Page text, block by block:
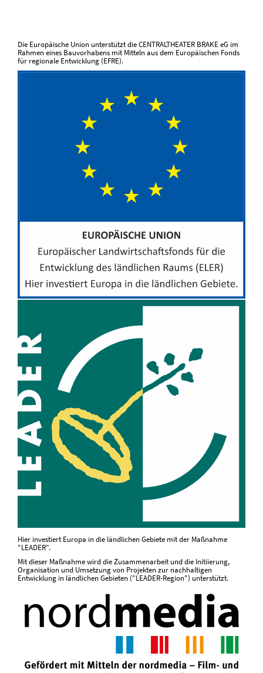
Die Europäische Union unterstützt die CENTRALTHEATER BRAKE eG im
Rahmen eines Bauvorhabens mit Mitteln aus dem Europäischen Fonds
für regionale Entwicklung (EFRE).
Hier investiert Europa in die ländlichen Gebiete mit der Maßnahme
"LEADER".
Mit dieser Maßnahme wird die Zusammenarbeit und die Initiierung,
Organisation und Umsetzung von Projekten zur nachhaltigen
Entwicklung in ländlichen Gebieten ("LEADER-Region") unterstützt.